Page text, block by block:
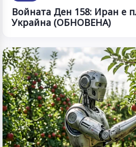
Войната Ден 158: Иран е
Украйна (ОБНОВЕНА)